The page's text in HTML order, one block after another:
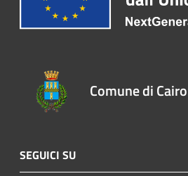
Comune di
SEGUICI SU